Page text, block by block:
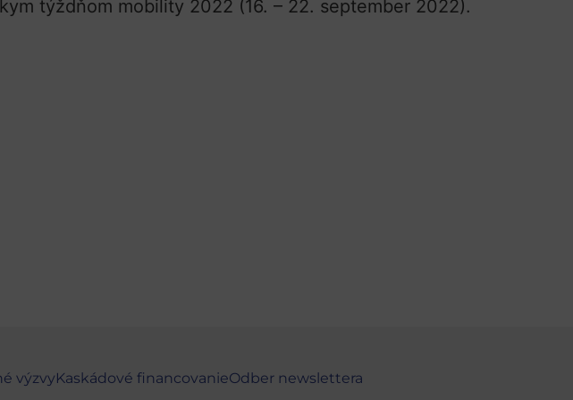
týždňom mobility 2022 (16. – 22. september 2022).
výzvyKaskádové financovanieOdber newslettera